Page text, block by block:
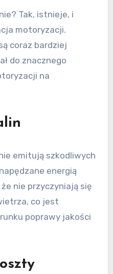
Tak, istnieje, i
motoryzacji.
coraz bardziej
do znacznego
na
emitują szkodliwych
energią
nie przyczyniają się
co jest
poprawy jakości